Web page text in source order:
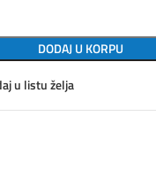
DODAJ U KORPU
u listu želja